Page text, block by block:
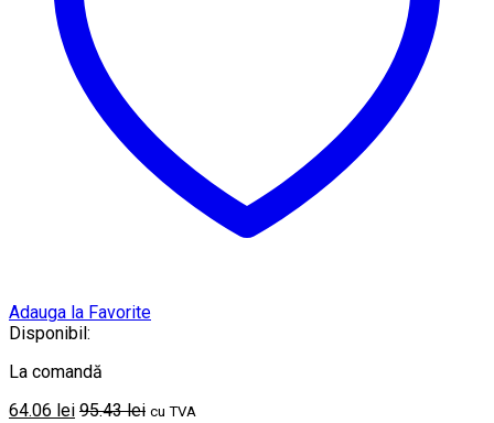
Adauga la Favorite
Disponibil:
La comandă
64.06 lei 95.43lei cu TVA